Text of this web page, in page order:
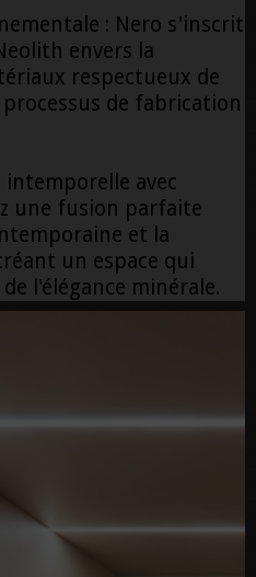
: Nero s'inscrit
envers la
respectueux de
de fabrication
intemporelle avec
une fusion parfaite
et la
un espace qui
l'élégance minérale.